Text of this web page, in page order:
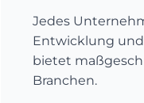
Jedes
Entwicklung und
bietet
Branchen.